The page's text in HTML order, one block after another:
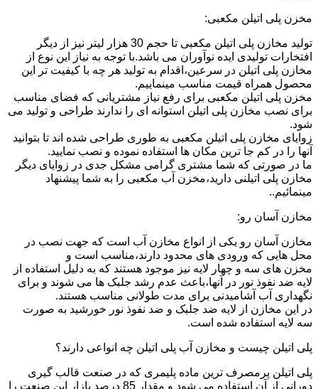
مخزن پلی اتیلن مکعبی:
تولید مخازن پلی اتیلن مکعبی تا حجم 30 هزار لیتر نیز از دیگر
افتخارات تولیدی ایده نوآوران می باشد.با توجه به نیاز این نوع از
مخازن پلی اتیلن در سرعین،اقدام به تولید هر چه با کیفیت تر این
محصول همراه قیمت مناسب مینماییم.
مخزن پلی اتیلن مکعبی برای رفع نیاز مشتریانی که فضای مناسب
برای نصب مخازن پلی اتیلن استوانه ای را ندارند طراحی و تولید می
شود.
زوایای مخازن پلی اتیلن مکعبی به طوری طراحی شده اند تا بتوانید
آنها را در کم جا ترین مکان ها استفاده نموده و نصب نمایید.
ما در صورتی که شما مشتری گرامی مشکل جدی در زوایای دیگر
مخازن پلی اتیلنی دارید،مخزن آب مکعبی را به شما پیشنهاد
مینمائیم..
مخازن آسان رو:
مخازن آسان رو یکی از انواع مخازن آب است که جهت نصب در
محل هایی که ورودی های محدود دارند،مناسب است و
مخزن های سه و چهار لایه نیز موجود هستند که به دلیل استفاده از
لایه ضد نفوذ نور در آنها،باعث عدم رشد جلبک ها می شوند و برای
نگهداری آب آشامیدنی برای مدت طولانی مناسب هستند.
در این مخازن از لایه ضد جلبک و ضد نفوذ نور خورشید به صورت
سه لایه استفاده شده است.
پلی اتیلن چیست و مخازن آب پلی اتیلن چه انواعی دارند؟
پلی اتیلن پرمصرف ترین ماده پلیمری که در صنعت قالب گیری
دورانی از آن استفاده می شود و مقدار 85 درصد بازار این صنعت را